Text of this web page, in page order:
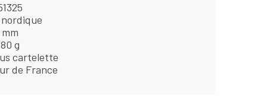
g
cartelette
de France